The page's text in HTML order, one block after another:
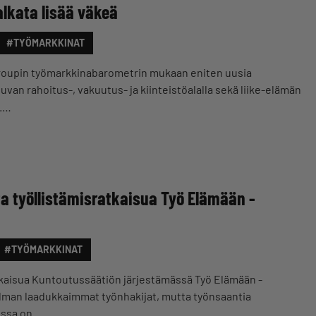
lisää väkeä
#TYÖMARKKINAT
työmarkkinabarometrin mukaan eniten uusia
rahoitus-, vakuutus- ja kiinteistöalalla sekä liike-elämän
työllistämisratkaisua Työ Elämään -
#TYÖMARKKINAT
Kuntoutussäätiön järjestämässä Työ Elämään -
laadukkaimmat työnhakijat, mutta työnsaantia
on…